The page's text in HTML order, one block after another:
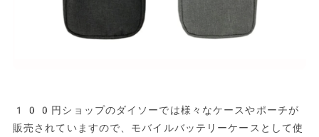
100円ショップのダイソーでは様々なケースやポーチが
販売されていますので、モバイルバッテリーケースとして使